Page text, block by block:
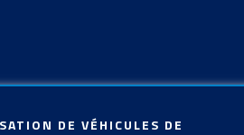
DE VÉHICULES DE